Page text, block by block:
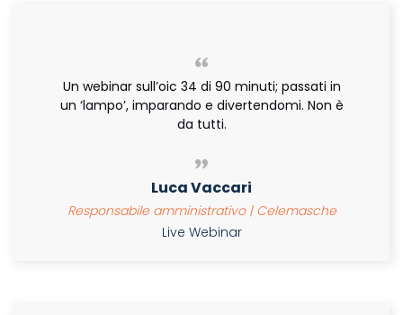
Un webinar sull’oic 34 di 90 minuti; passati in
un ‘lampo’, imparando e divertendomi. Non è
da tutti.
Luca Vaccari
Responsabile amministrativo | Celemasche
Live Webinar